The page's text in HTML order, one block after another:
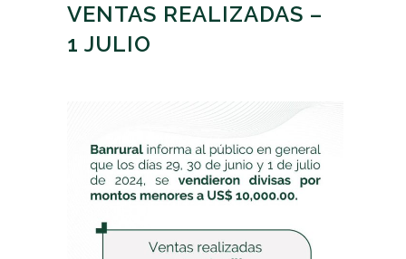
VENTAS REALIZADAS –
1 JULIO